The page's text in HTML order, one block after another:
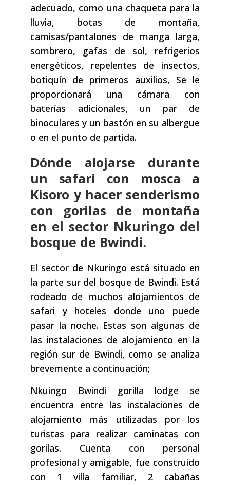
adecuado, como una chaqueta para la
lluvia, botas de montaña,
camisas/pantalones de manga larga,
sombrero, gafas de sol, refrigerios
energéticos, repelentes de insectos,
botiquín de primeros auxilios, Se le
proporcionará una cámara con
baterías adicionales, un par de
binoculares y un bastón en su albergue
o en el punto de partida.
Dónde alojarse durante
un safari con mosca a
Kisoro y hacer senderismo
con gorilas de montaña
en el sector Nkuringo del
bosque de Bwindi.
El sector de Nkuringo está situado en
la parte sur del bosque de Bwindi. Está
rodeado de muchos alojamientos de
safari y hoteles donde uno puede
pasar la noche. Estas son algunas de
las instalaciones de alojamiento en la
región sur de Bwindi, como se analiza
brevemente a continuación;
Nkuingo Bwindi gorilla lodge se
encuentra entre las instalaciones de
alojamiento más utilizadas por los
turistas para realizar caminatas con
gorilas. Cuenta con personal
profesional y amigable, fue construido
con 1 villa familiar, 2 cabañas